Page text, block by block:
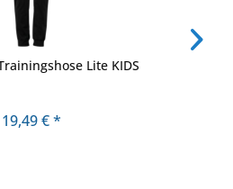
Lite KIDS
19,49 € *